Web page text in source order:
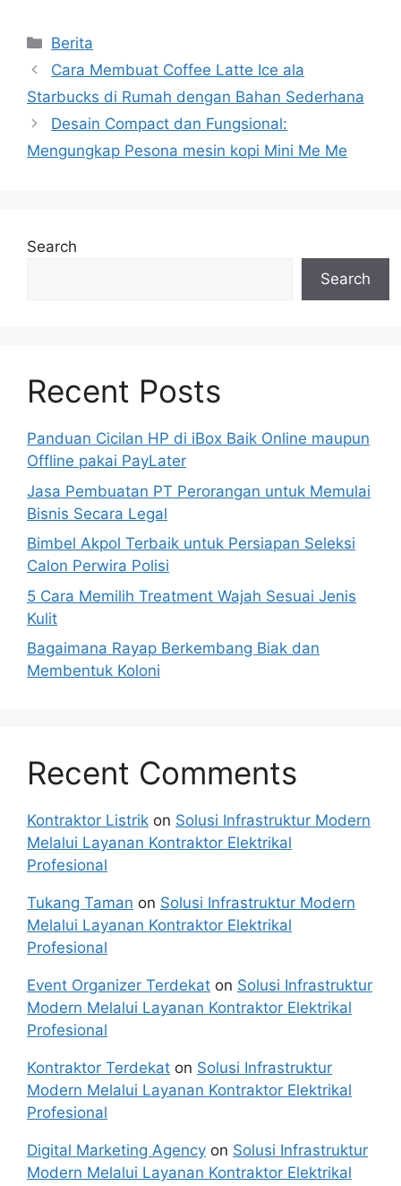
Categories
Berita
Cara Membuat Coffee Latte Ice ala
Starbucks di Rumah dengan Bahan Sederhana
Desain Compact dan Fungsional:
Mengungkap Pesona mesin kopi Mini Me Me
Search
Search
Recent Posts
Panduan Cicilan HP di iBox Baik Online maupun
Offline pakai PayLater
Jasa Pembuatan PT Perorangan untuk Memulai
Bisnis Secara Legal
Bimbel Akpol Terbaik untuk Persiapan Seleksi
Calon Perwira Polisi
5 Cara Memilih Treatment Wajah Sesuai Jenis
Kulit
Bagaimana Rayap Berkembang Biak dan
Membentuk Koloni
Recent Comments
Kontraktor Listrik on Solusi Infrastruktur Modern
Melalui Layanan Kontraktor Elektrikal
Profesional
Tukang Taman on Solusi Infrastruktur Modern
Melalui Layanan Kontraktor Elektrikal
Profesional
Event Organizer Terdekat on Solusi Infrastruktur
Modern Melalui Layanan Kontraktor Elektrikal
Profesional
Kontraktor Terdekat on Solusi Infrastruktur
Modern Melalui Layanan Kontraktor Elektrikal
Profesional
Digital Marketing Agency on Solusi Infrastruktur
Modern Melalui Layanan Kontraktor Elektrikal